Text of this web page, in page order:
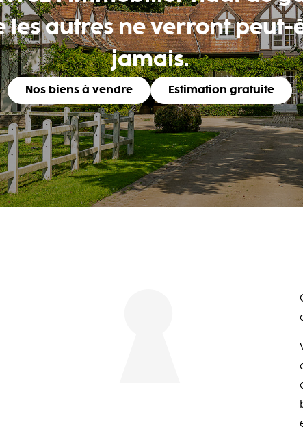
les autres ne verront peut-
jamais.
Nos biens à vendre Estimation gratuite